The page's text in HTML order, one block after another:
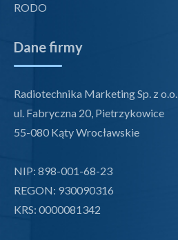
RODO
Dane firmy
Radiotechnika Marketing Sp. z o.o.
ul. Fabryczna 20, Pietrzykowice
55-080 Kąty Wrocławskie
NIP: 898-001-68-23
REGON: 930090316
KRS: 0000081342